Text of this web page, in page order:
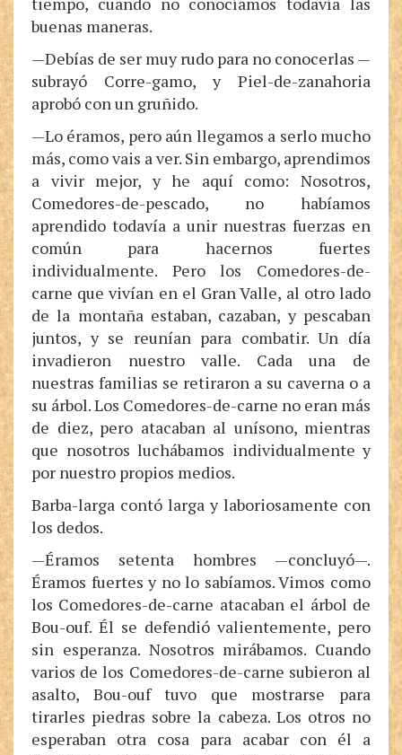
buenas maneras.
—Debías de ser muy rudo para no conocerlas —
subrayó Corre-gamo, y Piel-de-zanahoria
aprobó con un gruñido.
—Lo éramos, pero aún llegamos a serlo mucho
más, como vais a ver. Sin embargo, aprendimos
a vivir mejor, y he aquí como: Nosotros,
Comedores-de-pescado, no habíamos
aprendido todavía a unir nuestras fuerzas en
común para hacernos fuertes
individualmente. Pero los Comedores-de-
carne que vivían en el Gran Valle, al otro lado
de la montaña estaban, cazaban, y pescaban
juntos, y se reunían para combatir. Un día
invadieron nuestro valle. Cada una de
nuestras familias se retiraron a su caverna o a
su árbol. Los Comedores-de-carne no eran más
de diez, pero atacaban al unísono, mientras
que nosotros luchábamos individualmente y
por nuestro propios medios.
Barba-larga contó larga y laboriosamente con
los dedos.
—Éramos setenta hombres —concluyó—.
Éramos fuertes y no lo sabíamos. Vimos como
los Comedores-de-carne atacaban el árbol de
Bou-ouf. Él se defendió valientemente, pero
sin esperanza. Nosotros mirábamos. Cuando
varios de los Comedores-de-carne subieron al
asalto, Bou-ouf tuvo que mostrarse para
tirarles piedras sobre la cabeza. Los otros no
esperaban otra cosa para acabar con él a